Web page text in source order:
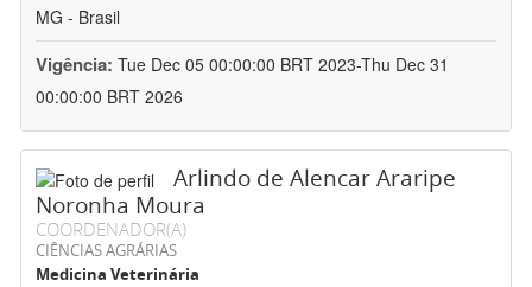
MG - Brasil
Vigência: Tue Dec 05 00:00:00 BRT 2023-Thu Dec 31
00:00:00 BRT 2026
Arlindo de Alencar Araripe
Noronha Moura
COORDENADOR(A)
CIÊNCIAS AGRÁRIAS
Medicina Veterinária